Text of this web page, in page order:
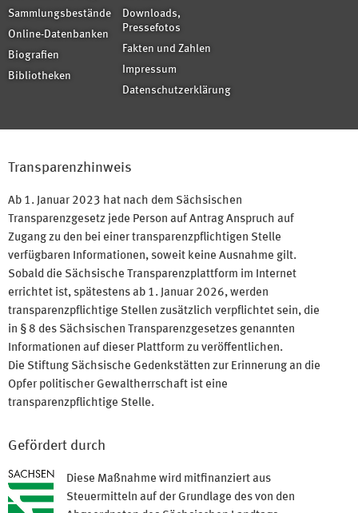
Sammlungsbestände
Online-Datenbanken
Biografien
Bibliotheken
Downloads,
Pressefotos
Fakten und Zahlen
Impressum
Datenschutzerklärung
Transparenzhinweis
Ab 1. Januar 2023 hat nach dem Sächsischen
Transparenzgesetz jede Person auf Antrag Anspruch auf
Zugang zu den bei einer transparenzpflichtigen Stelle
verfügbaren Informationen, soweit keine Ausnahme gilt.
Sobald die Sächsische Transparenzplattform im Internet
errichtet ist, spätestens ab 1. Januar 2026, werden
transparenzpflichtige Stellen zusätzlich verpflichtet sein, die
in § 8 des Sächsischen Transparenzgesetzes genannten
Informationen auf dieser Plattform zu veröffentlichen.
Die Stiftung Sächsische Gedenkstätten zur Erinnerung an die
Opfer politischer Gewaltherrschaft ist eine
transparenzpflichtige Stelle.
Gefördert durch
Diese Maßnahme wird mitfinanziert aus
Steuermitteln auf der Grundlage des von den